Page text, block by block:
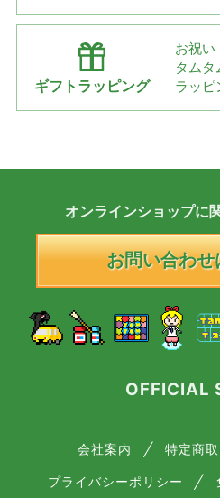
ギフトラッピング
お祝い
タム
ラッピ
オンラインショップに
お問い合わ
OFFICIAL
会社案内 特定商
プライバシーポリシー